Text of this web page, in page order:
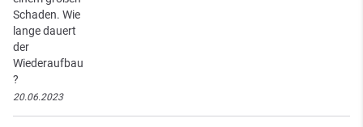
Schaden. Wie
lange dauert
der
Wiederaufbau
?
20.06.2023